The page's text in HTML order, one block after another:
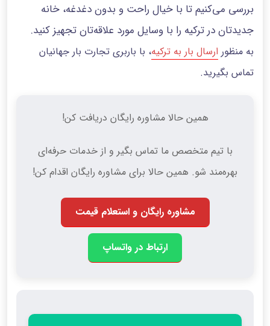
بررسی می‌کنیم تا با خیال راحت و بدون دغدغه، خانه
جدیدتان در ترکیه را با وسایل مورد علاقه‌تان تجهیز کنید.
به منظور ارسال بار به ترکیه، با باربری تجارت بار جهانیان
تماس بگیرید.
همین حالا مشاوره رایگان دریافت کن!
با تیم متخصص ما تماس بگیر و از خدمات حرفه‌ای
بهره‌مند شو. همین حالا برای مشاوره رایگان اقدام کن!
مشاوره رایگان و استعلام قیمت
ارتباط در واتساپ